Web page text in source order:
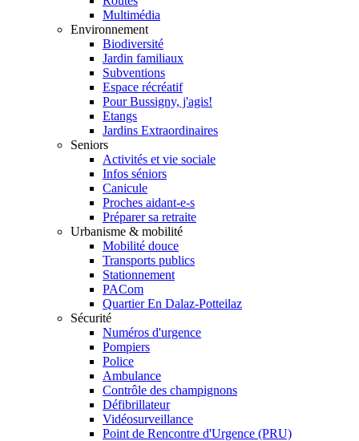
Multimédia
Environnement
Biodiversité
Jardin familiaux
Subventions
Espace récréatif
Pour Bussigny, j'agis!
Etangs
Jardins Extraordinaires
Seniors
Activités et vie sociale
Infos séniors
Canicule
Proches aidant-e-s
Préparer sa retraite
Urbanisme & mobilité
Mobilité douce
Transports publics
Stationnement
PACom
Quartier En Dalaz-Potteilaz
Sécurité
Numéros d'urgence
Pompiers
Police
Ambulance
Contrôle des champignons
Défibrillateur
Vidéosurveillance
Point de Rencontre d'Urgence (PRU)